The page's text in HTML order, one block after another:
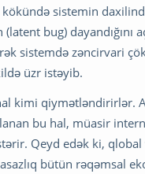
sistemin
bug) dayandığını
sistemdə zəncirvari
üzr istəyib.
kimi qiymətləndirirlər.
bu hal, müasir
Qeyd edək ki,
bütün rəqəmsal